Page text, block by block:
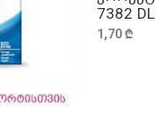
7382
1,70 ₾